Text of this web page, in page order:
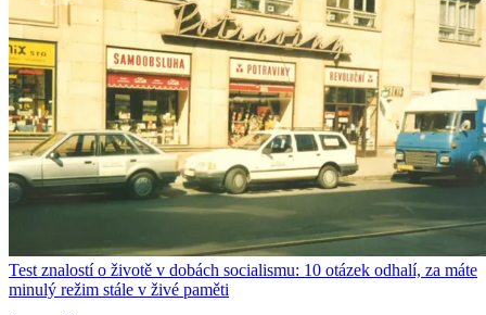
Test znalostí o životě v dobách socialismu: 10 otázek odhalí, za máte
minulý režim stále v živé paměti